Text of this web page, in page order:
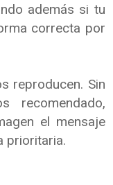
además si tu
correcta por
reproducen. Sin
recomendado,
el mensaje
prioritaria.